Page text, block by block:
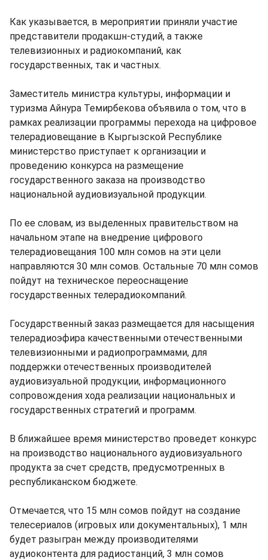
Как указывается, в мероприятии приняли участие
представители продакшн-студий, а также
телевизионных и радиокомпаний, как
государственных, так и частных.
Заместитель министра культуры, информации и
туризма Айнура Темирбекова объявила о том, что в
рамках реализации программы перехода на цифровое
телерадиовещание в Кыргызской Республике
министерство приступает к организации и
проведению конкурса на размещение
государственного заказа на производство
национальной аудиовизуальной продукции.
По ее словам, из выделенных правительством на
начальном этапе на внедрение цифрового
телерадиовещания 100 млн сомов на эти цели
направляются 30 млн сомов. Остальные 70 млн сомов
пойдут на техническое переоснащение
государственных телерадиокомпаний.
Государственный заказ размещается для насыщения
телерадиоэфира качественными отечественными
телевизионными и радиопрограммами, для
поддержки отечественных производителей
аудиовизуальной продукции, информационного
сопровождения хода реализации национальных и
государственных стратегий и программ.
В ближайшее время министерство проведет конкурс
на производство национального аудиовизуального
продукта за счет средств, предусмотренных в
республиканском бюджете.
Отмечается, что 15 млн сомов пойдут на создание
телесериалов (игровых или документальных), 1 млн
будет разыгран между производителями
аудиоконтента для радиостанций, 3 млн сомов